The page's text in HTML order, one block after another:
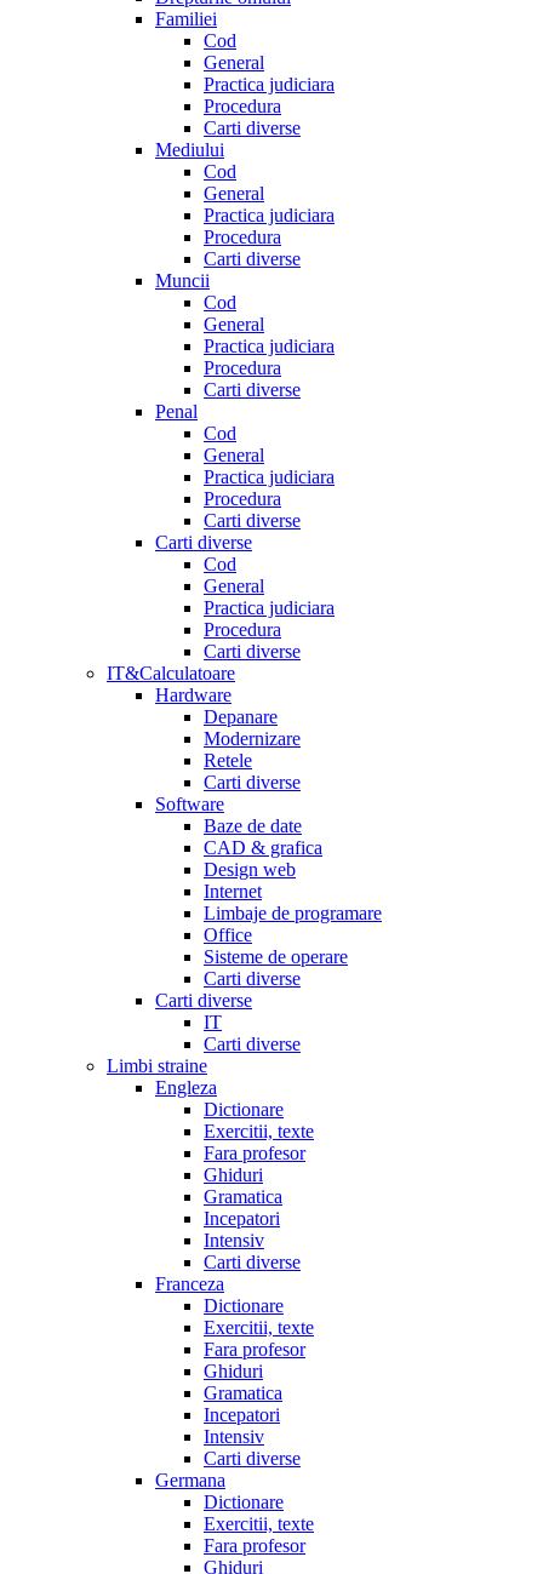
Familiei
Cod
General
Practica judiciara
Procedura
Carti diverse
Mediului
Cod
General
Practica judiciara
Procedura
Carti diverse
Muncii
Cod
General
Practica judiciara
Procedura
Carti diverse
Penal
Cod
General
Practica judiciara
Procedura
Carti diverse
Carti diverse
Cod
General
Practica judiciara
Procedura
Carti diverse
IT&Calculatoare
Hardware
Depanare
Modernizare
Retele
Carti diverse
Software
Baze de date
CAD & grafica
Design web
Internet
Limbaje de programare
Office
Sisteme de operare
Carti diverse
Carti diverse
IT
Carti diverse
Limbi straine
Engleza
Dictionare
Exercitii, texte
Fara profesor
Ghiduri
Gramatica
Incepatori
Intensiv
Carti diverse
Franceza
Dictionare
Exercitii, texte
Fara profesor
Ghiduri
Gramatica
Incepatori
Intensiv
Carti diverse
Germana
Dictionare
Exercitii, texte
Fara profesor
Ghiduri